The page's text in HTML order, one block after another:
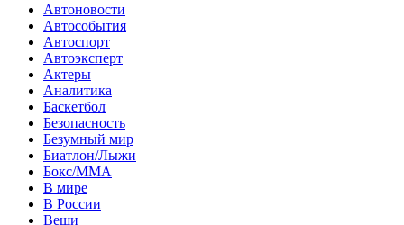
Автоновости
Автособытия
Автоспорт
Автоэксперт
Актеры
Аналитика
Баскетбол
Безопасность
Безумный мир
Биатлон/Лыжи
Бокс/MMA
В мире
В России
Вещи